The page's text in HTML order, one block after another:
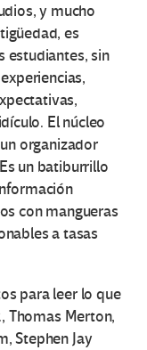
y mucho
es
estudiantes, sin
El núcleo
organizador
un batiburrillo
con mangueras
a tasas
para leer lo que
Thomas Merton,
Stephen Jay